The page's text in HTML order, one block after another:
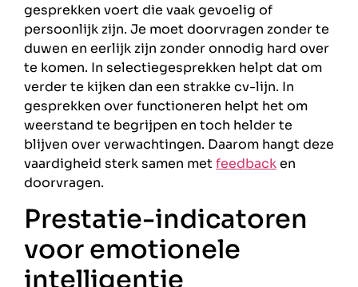
gesprekken voert die vaak gevoelig of
persoonlijk zijn. Je moet doorvragen zonder te
duwen en eerlijk zijn zonder onnodig hard over
te komen. In selectiegesprekken helpt dat om
verder te kijken dan een strakke cv-lijn. In
gesprekken over functioneren helpt het om
weerstand te begrijpen en toch helder te
blijven over verwachtingen. Daarom hangt deze
vaardigheid sterk samen metfeedbacken
doorvragen.
Prestatie-indicatoren
voor emotionele
intelligentie